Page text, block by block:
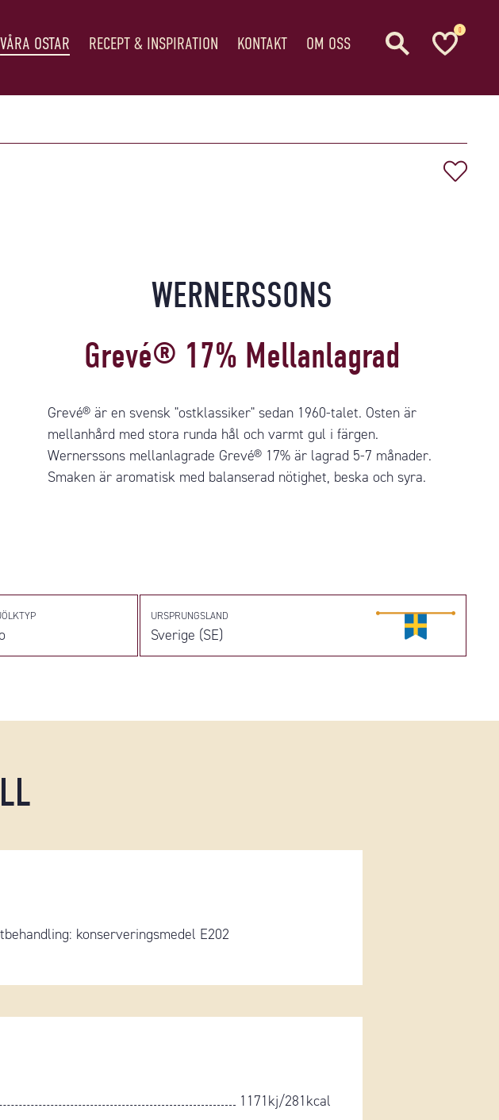
VÅRA OSTAR RECEPT & INSPIRATION KONTAKT OM OSS
0
WERNERSSONS
Grevé® 17% Mellanlagrad
Grevé® är en svensk "ostklassiker" sedan 1960-talet. Osten är
mellanhård med stora runda hål och varmt gul i färgen.
Wernerssons mellanlagrade Grevé® 17% är lagrad 5-7 månader.
Smaken är aromatisk med balanserad nötighet, beska och syra.
URSPRUNGSLAND
Sverige (SE)
konserveringsmedel E202
1171kj/281kcal